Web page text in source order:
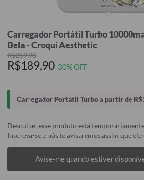
Carregador Portátil Turbo
Bela - Croqui Aesthetic
R$269,90
R$189,90 30% OFF
Carregador Portátil Turbo a partir de
Desculpe, esse produto está
Inscreva-se e nós te avisaremos assim que ele
Avise-me quando estiver